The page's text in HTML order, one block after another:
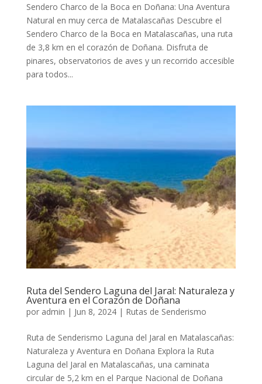
Sendero Charco de la Boca en Doñana: Una Aventura
Natural en muy cerca de Matalascañas Descubre el
Sendero Charco de la Boca en Matalascañas, una ruta
de 3,8 km en el corazón de Doñana. Disfruta de
pinares, observatorios de aves y un recorrido accesible
para todos...
Ruta del Sendero Laguna del Jaral: Naturaleza y
Aventura en el Corazón de Doñana
por admin | Jun 8, 2024| Rutas de Senderismo
Ruta de Senderismo Laguna del Jaral en Matalascañas:
Naturaleza y Aventura en Doñana Explora la Ruta
Laguna del Jaral en Matalascañas, una caminata
circular de 5,2 km en el Parque Nacional de Doñana